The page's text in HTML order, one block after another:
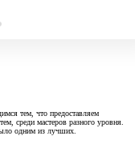
тем, что предоставляем
среди мастеров разного уровня.
одним из лучших.